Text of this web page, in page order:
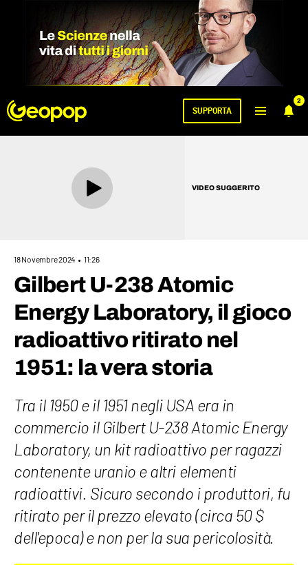
2
SUPPORTA
VIDEO SUGGERITO
18 Novembre 2024 11:26
Gilbert U-238 Atomic
Energy Laboratory, il gioco
radioattivo ritirato nel
1951: la vera storia
Tra il 1950 e il 1951 negli USA era in
commercio il Gilbert U-238 Atomic Energy
Laboratory, un kit radioattivo per ragazzi
contenente uranio e altri elementi
radioattivi. Sicuro secondo i produttori, fu
ritirato per il prezzo elevato (circa 50 $
dell'epoca) e non per la sua pericolosità.